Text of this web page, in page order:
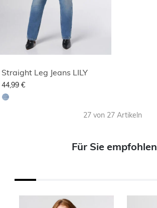
Straight Leg Jeans LILY
44,99 €
27 von 27 Artikeln
Für Sie empfohlen